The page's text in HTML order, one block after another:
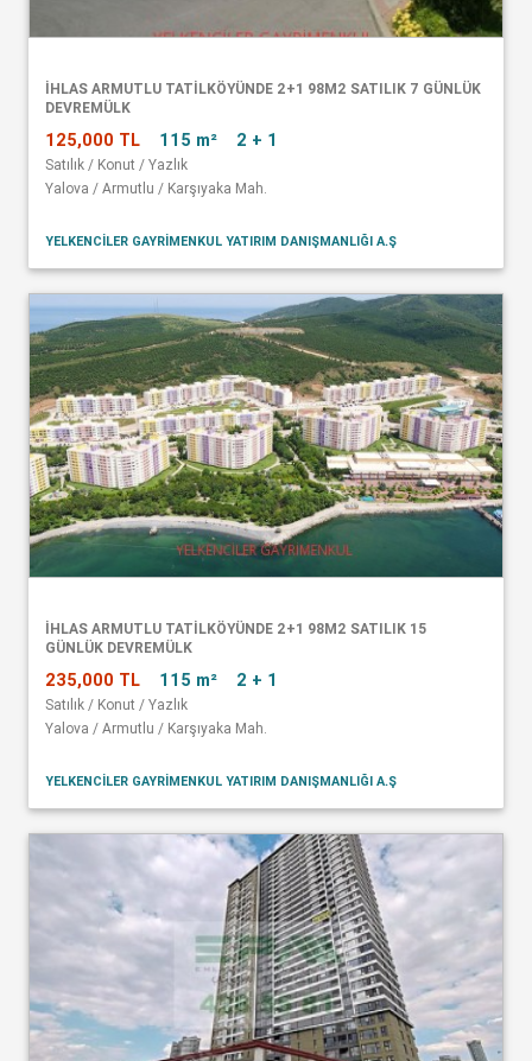
İHLAS ARMUTLU TATİLKÖYÜNDE 2+1 98M2 SATILIK 7 GÜNLÜK
DEVREMÜLK
125,000 TL 115 m² 2 + 1
Satılık / Konut / Yazlık
Yalova / Armutlu / Karşıyaka Mah.
YELKENCİLER GAYRİMENKUL YATIRIM DANIŞMANLIĞI A.Ş
İHLAS ARMUTLU TATİLKÖYÜNDE 2+1 98M2 SATILIK 15
GÜNLÜK DEVREMÜLK
235,000 TL 115 m² 2 + 1
Satılık / Konut / Yazlık
Yalova / Armutlu / Karşıyaka Mah.
YELKENCİLER GAYRİMENKUL YATIRIM DANIŞMANLIĞI A.Ş